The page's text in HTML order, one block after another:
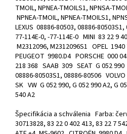
TMOIL, NPNEA-TMOILS1, NPNSA-
NPNEA-TMOIL, NPNEA-TMOILS1,
LEXUS 08886-80503, 08886-
77-114E-0, -77-114E-0 MINI 83 22 9
M2312096, M2312096S1 OPEL 1940
PEUGEOT 9980.D4 PORSCHE 000
218 368 SAAB 309 SEAT G 052
08886-80503S1, 08886-80506
SK VW G 052 990, G 052 990 A2, G
540 A2
Špecifikácia a schválenia Farba:
30713828, 83 22 0 402 413, 83 22 7